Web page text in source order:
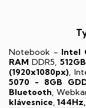
Notebook - Intel
RAM DDR5,
(1920x1080px),
5070 - 8GB
Bluetooth,
klávesnice,144Hz,